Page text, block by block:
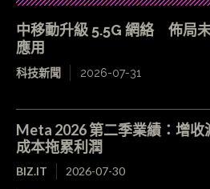
中移動升級 5.5G 網絡 佈局
應用
科技新聞 2026-07-31
Meta 2026 第二季業績：增
成本拖累利潤
BIZ.IT 2026-07-30